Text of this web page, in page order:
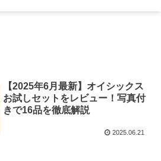
【2025年6月最新】オイシックス
お試しセットをレビュー！写真付
きで16品を徹底解説
2025.06.21